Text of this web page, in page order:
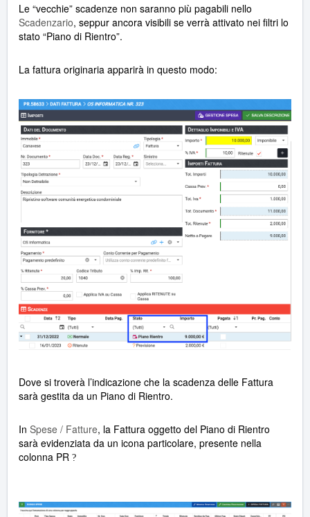
Le “vecchie” scadenze non saranno più pagabili nello
Scadenzario, seppur ancora visibili se verrà attivato nei filtri lo
stato “Piano di Rientro”.
La fattura originaria apparirà in questo modo:
Dove si troverà l’indicazione che la scadenza delle Fattura
sarà gestita da un Piano di Rientro.
In Spese / Fatture, la Fattura oggetto del Piano di Rientro
sarà evidenziata da un icona particolare, presente nella
colonna PR ?